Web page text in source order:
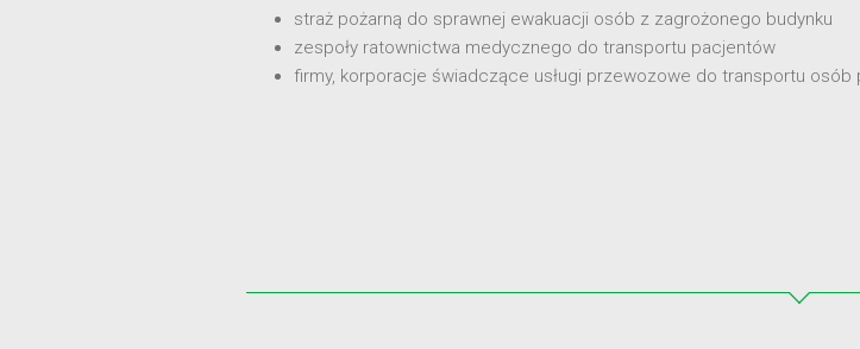
straż pożarną do sprawnej ewakuacji osób z zagrożonego budynku
zespoły ratownictwa medycznego do transportu pacjentów
firmy, korporacje świadczące usługi przewozowe do transportu osób